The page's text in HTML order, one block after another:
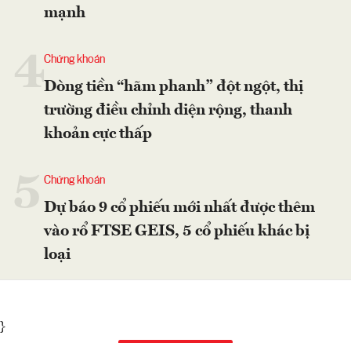
mạnh
4Chứng khoán
Dòng tiền “hãm phanh” đột ngột, thị
trường điều chỉnh diện rộng, thanh
khoản cực thấp
Chứng khoán
Dự báo 9 cổ phiếu mới nhất được thêm
vào rổ FTSE GEIS, 5 cổ phiếu khác bị
loại
}